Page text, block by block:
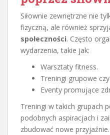
Siłownie zewnętrzne nie
fizyczną, ale również
społeczności. Często
wydarzenia, takie jak:
Warsztaty fitness.
Treningi grupowe
Eventy promujące
Treningi w takich grupach
podobnych aspiracjach i
zbudować nowe przyjaźnie.